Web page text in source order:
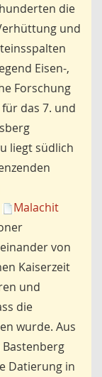
die
und
Eisen-,
Forschung
das 7. und
liegt südlich
Malachit
von
Kaiserzeit
und
die
wurde. Aus
Datierung in